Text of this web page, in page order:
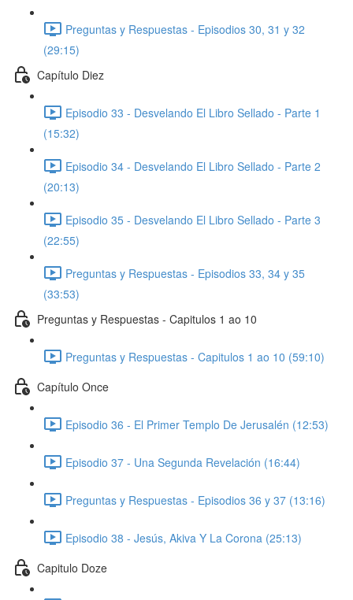
Preguntas y Respuestas - Episodios 30, 31 y 32
(29:15)
Capítulo Diez
Episodio 33 - Desvelando El Libro Sellado - Parte 1
(15:32)
Episodio 34 - Desvelando El Libro Sellado - Parte 2
(20:13)
Episodio 35 - Desvelando El Libro Sellado - Parte 3
(22:55)
Preguntas y Respuestas - Episodios 33, 34 y 35
(33:53)
Preguntas y Respuestas - Capitulos 1 ao 10
Preguntas y Respuestas - Capitulos 1 ao 10 (59:10)
Capítulo Once
Episodio 36 - El Primer Templo De Jerusalén (12:53)
Episodio 37 - Una Segunda Revelación (16:44)
Preguntas y Respuestas - Episodios 36 y 37 (13:16)
Episodio 38 - Jesús, Akiva Y La Corona (25:13)
Capitulo Doze